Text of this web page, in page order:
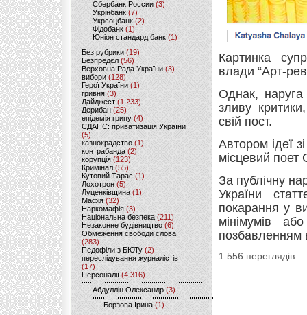
Сбербанк России (3)
Укрінбанк(7)
Укрсоцбанк (2)
Фідобанк (1)
Юніон стандард банк(1)
Без рубрики (19)
Безпредєл(56)
Верховна Рада України (3)
вибори(128)
Герої України(1)
гривня (3)
Дайджест (1 233)
Дерибан (25)
епідемія грипу (4)
ЄДАПС: приватизація України
(5)
казнокрадство (1)
контрабанда (2)
корупція (123)
Кримінал (55)
Кутовий Тарас (1)
Лохотрон(5)
Луценківщина (1)
Мафія (32)
Наркомафія (3)
Національна безпека (211)
Незаконне будівництво(6)
Обмеження свободи слова
(283)
Педофіли з БЮТу (2)
переслідування журналістів
(17)
Персоналії (4 316)
Абдуллін Олександр (3)
Борзова Ірина(1)
Картинка
влади “Арт-
Однак,
зливу
свій пост.
Автором ідеї
місцевий поет
За публічну
України
покарання у
мінімумів
позбавленням
1 556 переглядів